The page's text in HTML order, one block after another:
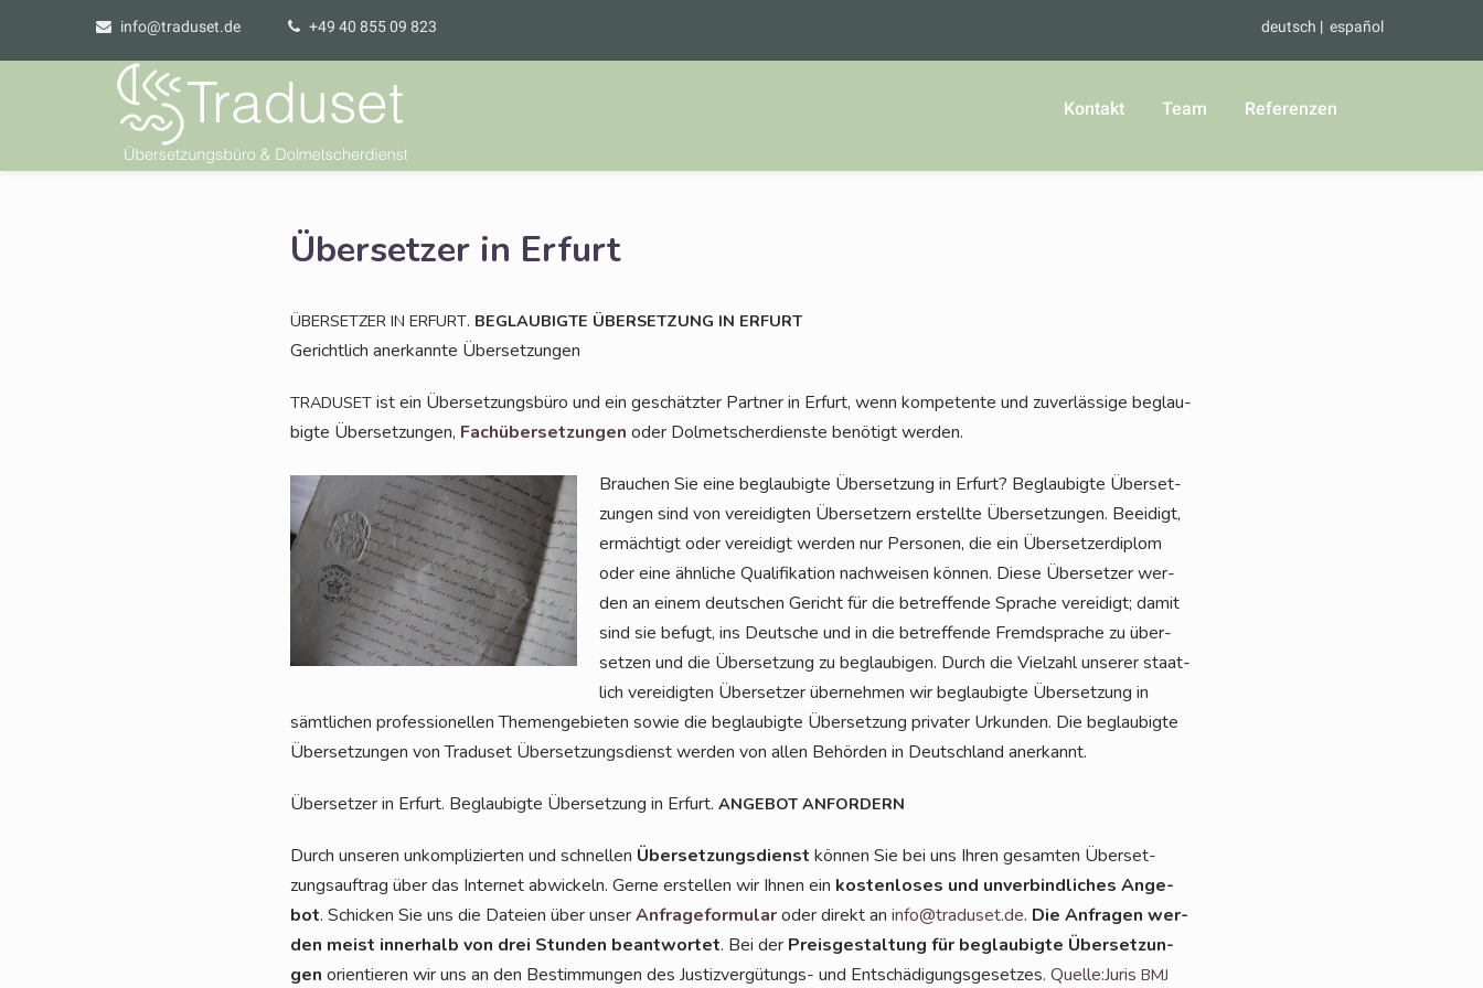
info@traduset.de +49 40 855 09 823 deutsch español
Kontakt Team Referenzen
Übersetzer in Erfurt
ÜBERSETZER IN ERFURT. BEGLAUBIGTE ÜBERSETZUNG IN ERFURT
Gericht­lich aner­kann­te Übersetzungen
TRADUSETist ein Über­set­zungs­bü­ro und ein geschätz­ter Part­ner in Erfurt, wenn kom­pe­ten­te und zuver­läs­si­ge beglau­
big­te Über­set­zun­gen, Fach­über­set­zun­gen oder Dol­met­scher­diens­te benö­tigt werden.
Brau­chen Sie eine beglau­big­te Über­set­zung in Erfurt? Beglau­big­te Über­set­
zun­gen sind von ver­ei­dig­ten Über­set­zern erstell­te Über­set­zun­gen. Beei­digt,
ermäch­tigt oder ver­ei­digt wer­den nur Per­so­nen, die ein Über­set­zer­di­plom
oder eine ähn­li­che Qua­li­fi­ka­ti­on nach­wei­sen kön­nen. Die­se Über­set­zer wer­
den an einem deut­schen Gericht für die betref­fen­de Spra­che ver­ei­digt; damit
sind sie befugt, ins Deut­sche und in die betref­fen­de Fremd­spra­che zu über­
set­zen und die Über­set­zung zu beglau­bi­gen. Durch die Viel­zahl unse­rer staat­
lich ver­ei­dig­ten Über­set­zer über­neh­men wir beglau­big­te Über­set­zung in
sämt­li­chen pro­fes­sio­nel­len The­men­ge­bie­ten sowie die beglau­big­te Über­set­zung pri­va­ter Urkun­den. Die beglau­big­te
Über­set­zun­gen von Tra­du­set Über­set­zungs­dienst wer­den von allen Behör­den in Deutsch­land anerkannt.
Über­set­zer in Erfurt. Beglau­big­te Über­set­zung in Erfurt. ANGEBOT ANFORDERN
Durch unse­ren unkom­pli­zier­ten und schnel­len Über­set­zungs­dienst kön­nen Sie bei uns Ihren gesam­ten Über­set­
zungs­auf­trag über das Inter­net abwi­ckeln. Ger­ne erstel­len wir Ihnen ein kos­ten­lo­ses und unver­bind­li­ches Ange­
bot. Schi­cken Sie uns die Datei­en über unserAnfra­ge­for­mu­laroder direkt an info@traduset.de. Die Anfra­gen wer­
den meist inner­halb von drei Stun­den beant­wor­tet. Bei der Preis­ge­stal­tung für beglau­big­te Über­set­zun­
gen ori­en­tie­ren wir uns an den Bestim­mun­gen des Jus­tiz­ver­gü­tungs- und Ent­schä­di­gungs­ge­set­zes. Quelle:Juris BMJ